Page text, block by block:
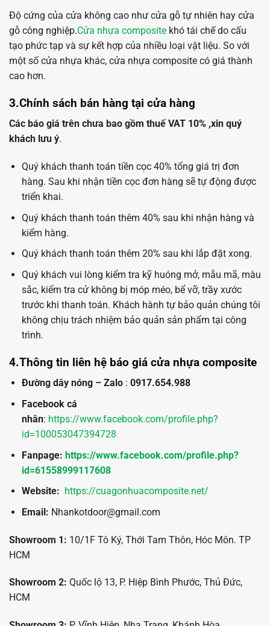
Độ cứng của cửa không cao như cửa gỗ tự nhiên hay cửa
gỗ công nghiệp.Cửa nhựa composite khó tái chế do cấu
tạo phức tạp và sự kết hợp của nhiều loại vật liệu. So với
một số cửa nhựa khác, cửa nhựa composite có giá thành
cao hơn.
3.Chính sách bán hàng tại cửa hàng
Các báo giá trên chưa bao gồm thuế VAT 10% ,xin quý
khách lưu ý.
Quý khách thanh toán tiền cọc 40% tổng giá trị đơn
hàng. Sau khi nhận tiền cọc đơn hàng sẽ tự động được
triển khai.
Quý khách thanh toán thêm 40% sau khi nhận hàng và
kiểm hàng.
Quý khách thanh toán thêm 20% sau khi lắp đặt xong.
Quý khách vui lòng kiểm tra kỹ huóng mở, mẫu mã, màu
sắc, kiểm tra cử không bị móp méo, bể vỡ, trầy xước
trước khi thanh toán. Khách hành tự bảo quản chúng tôi
không chịu trách nhiệm bảo quản sản phẩm tại công
trình.
4.Thông tin liên hệ báo giá cửa nhựa composite
Đường dây nóng – Zalo: 0917.654.988
Facebook cá
nhân: https://www.facebook.com/profile.php?
id=100053047394728
Fanpage: https://www.facebook.com/profile.php?
id=61558999117608
Website: https://cuagonhuacomposite.net/
Email: Nhankotdoor@gmail.com
Showroom 1: 10/1F Tô Ký, Thới Tam Thôn, Hóc Môn. TP
HCM
Showroom 2: Quốc lộ 13, P. Hiệp Bình Phước, Thủ Đức,
HCM